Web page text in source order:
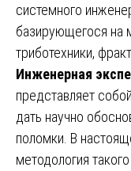
системного
базирующегося на
триботехники,
Инженерная
представляет
дать научно
поломки. В
методология